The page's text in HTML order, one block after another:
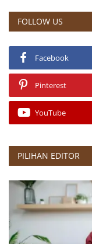
FOLLOW US
Facebook
Pinterest
YouTube
PILIHAN EDITOR